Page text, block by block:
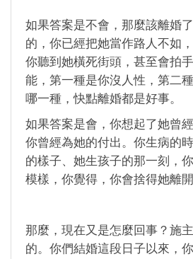
如果答案是不會，那麼該離婚
的，你已經把她當作路人不如
你聽到她橫死街頭，甚至會拍
能，第一種是你沒人性，第二
哪一種，快點離婚都是好事。
如果答案是會，你想起了她曾
你曾經為她的付出。你生病的
的樣子、她生孩子的那一刻，
模樣，你覺得，你會捨得她離
那麼，現在又是怎麼回事？施
的。你們結婚這段日子以來，